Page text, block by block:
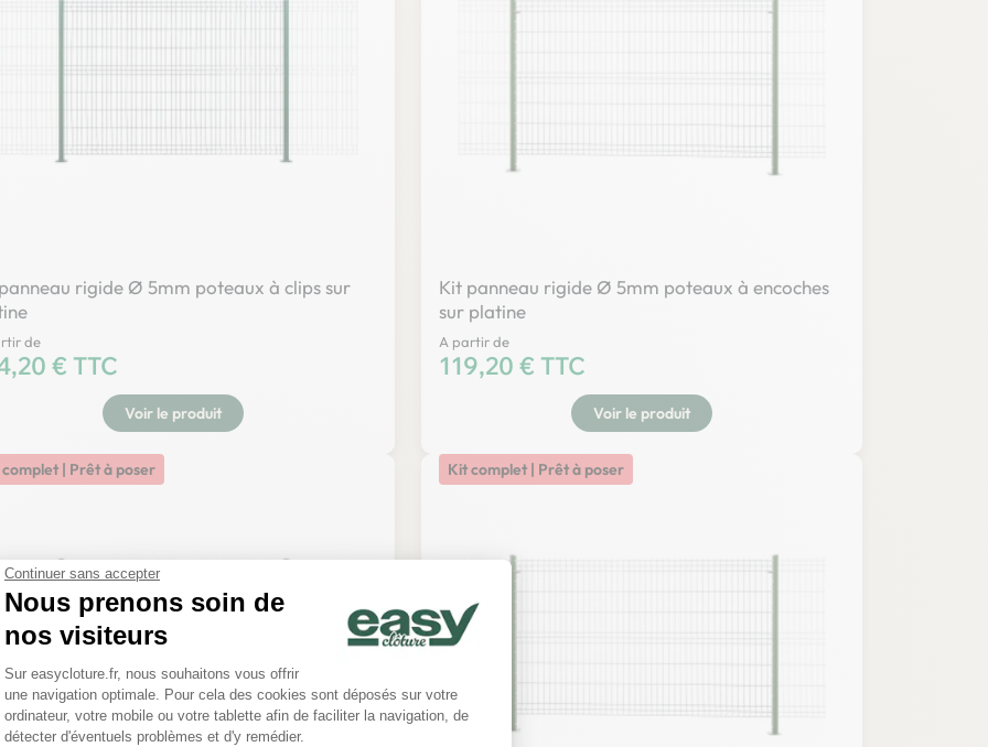
Continuer sans accepter
Nous prenons soin de
nos visiteurs
Plateforme de Gestion du Consentement : Personnalisez vos Options
Sur easycloture.fr, nous souhaitons vous offrir
une navigation optimale. Pour cela des cookies sont déposés sur votre
ordinateur, votre mobile ou votre tablette afin de faciliter la navigation, de
détecter d'éventuels problèmes et d'y remédier.
Axeptio consent
rigide Ø 5mm poteaux à clips sur
de
€ TTC
Voir le produit
Kit panneau rigide Ø 5mm poteaux à encoches
sur platine
A partir de
Prix
119,20 € TTC
Voir le produit
| Prêt à poser Kit complet | Prêt à poser